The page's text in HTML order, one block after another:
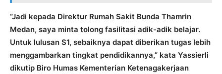
“Jadi kepada Direktur Rumah Sakit Bunda Thamrin
Medan, saya minta tolong fasilitasi adik-adik belajar.
Untuk lulusan S1, sebaiknya dapat diberikan tugas lebih
menggambarkan tingkat pendidikannya,” kata Yassierli
dikutip Biro Humas Kementerian Ketenagakerjaan